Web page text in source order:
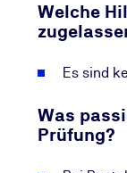
Welche
Es sind
Was
Prüfung?